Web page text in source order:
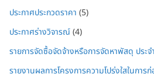
ประกาศประกวดราคา (5)
ประกาศร่างวิจารณ์(4)
รายการจัดซื้อจัดจ้างหรือการจัดหาพัสดุ ปร
รายงานผลการโครงการความโปร่งใสในการ